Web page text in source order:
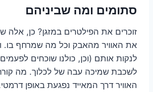
סתומים ומה שביניהם
זוכרים את הפילטרים במזגן? כן, אלה
את האוויר מהאבק וכל מה שמרחף בו.
לנקות אותם (וכן, כולנו שוכחים
לשכבת שמיכה עבה של לכלוך. מה
האוויר דרך המאייד נפגעת באופן